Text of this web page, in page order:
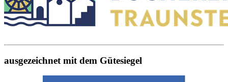
ausgezeichnet mit dem Gütesiegel